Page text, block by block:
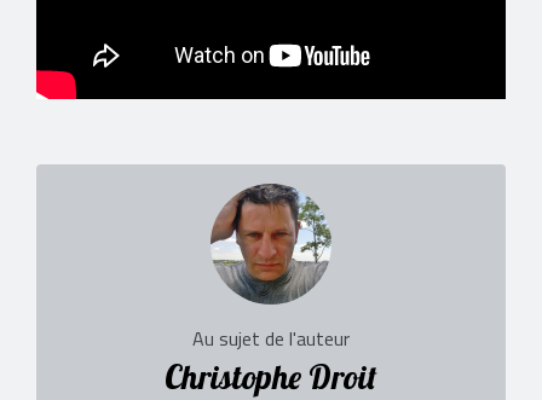
Au sujet de l'auteur
Christophe Droit